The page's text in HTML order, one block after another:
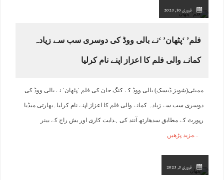
فروری 10, 2023
فلم’ ‘پٹھان’ ‘نے بالی ووڈ کی دوسری سب سے زیادہ
کمانے والی فلم کا اعزاز اپنے نام کرلیا
ممبئی(شوبز ڈیسک) بالی ووڈ کے کنگ خان کی فلم ‘پٹھان’ نے بالی ووڈ کی
دوسری سب سے زیادہ کمانے والی فلم کا اعزاز اپنے نام کرلیا۔بھارتی میڈیا
رپورٹ کے مطابق سدھارتھ آنند کی ہدایت کاری اور یش راج کے بینر
مزید پڑھیں
فروری 3, 2023